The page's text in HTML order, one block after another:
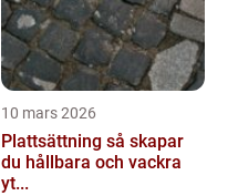
10 mars 2026
Plattsättning så skapar
du hållbara och vackra
yt...